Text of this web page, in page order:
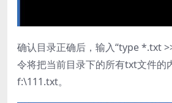
确认目录正确后，输入“type *.txt
令将把当前目录下的所有txt文件的
f:\111.txt。